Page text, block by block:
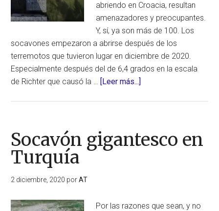
(360
pies)
México
abriendo en Croacia, resultan
amenazadores y preocupantes.
Y, sí, ya son más de 100. Los
socavones empezaron a abrirse después de los
terremotos que tuvieron lugar en diciembre de 2020.
Especialmente después del de 6,4 grados en la escala
de Richter que causó la … [Leer más...]
gigantescos
Socavón gigantesco en
Turquía
2 diciembre, 2020 porAT
Por las razones que sean, y no